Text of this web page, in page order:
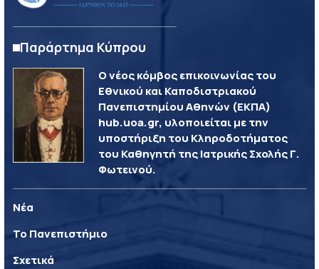
Παράρτημα Κύπρου
Ο νέος κόμβος επικοινωνίας του
Εθνικού και Καποδιστριακού
Πανεπιστημίου Αθηνών (ΕΚΠΑ)
hub.uoa.gr, υλοποιείται με την
υποστήριξη του Κληροδοτήματος
του Καθηγητή της Ιατρικής Σχολής Γ.
Φωτεινού.
Νέα
Το Πανεπιστήμιο
Σχετικά